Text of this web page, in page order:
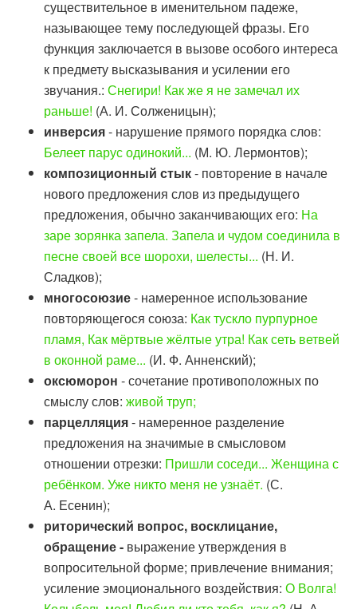
существительное в именительном падеже,
называющее тему последующей фразы. Его
функция заключается в вызове особого интереса
к предмету высказывания и усилении его
звучания.: Снегири! Как же я не замечал их
раньше! (А. И. Солженицын);
инверсия- нарушение прямого порядка слов:
Белеет парус одинокий... (М. Ю. Лермонтов);
композиционный стык- повторение в начале
нового предложения слов из предыдущего
предложения, обычно заканчивающих его: На
заре зорянка запела. Запела и чудом соединила в
песне своей все шорохи, шелесты... (Н. И.
Сладков);
многосоюзие- намеренное использование
повторяющегося союза: Как тускло пурпурное
пламя, Как мёртвые жёлтые утра! Как сеть ветвей
в оконной раме... (И. Ф. Анненский);
оксюморон - сочетание противоположных по
смыслу слов: живой труп;
парцелляция- намеренное разделение
предложения на значимые в смысловом
отношении отрезки: Пришли соседи... Женщина с
ребёнком. Уже никто меня не узнаёт. (С.
А. Есенин);
риторический вопрос, восклицание,
обращение - выражение утверждения в
вопросительной форме; привлечение внимания;
усиление эмоционального воздействия: О Волга!